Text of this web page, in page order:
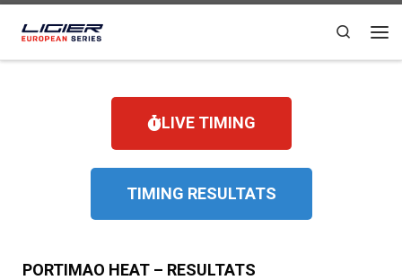
Passer au contenu Search
LIVE TIMING
TIMING RESULTATS
PORTIMAO HEAT – RESULTATS